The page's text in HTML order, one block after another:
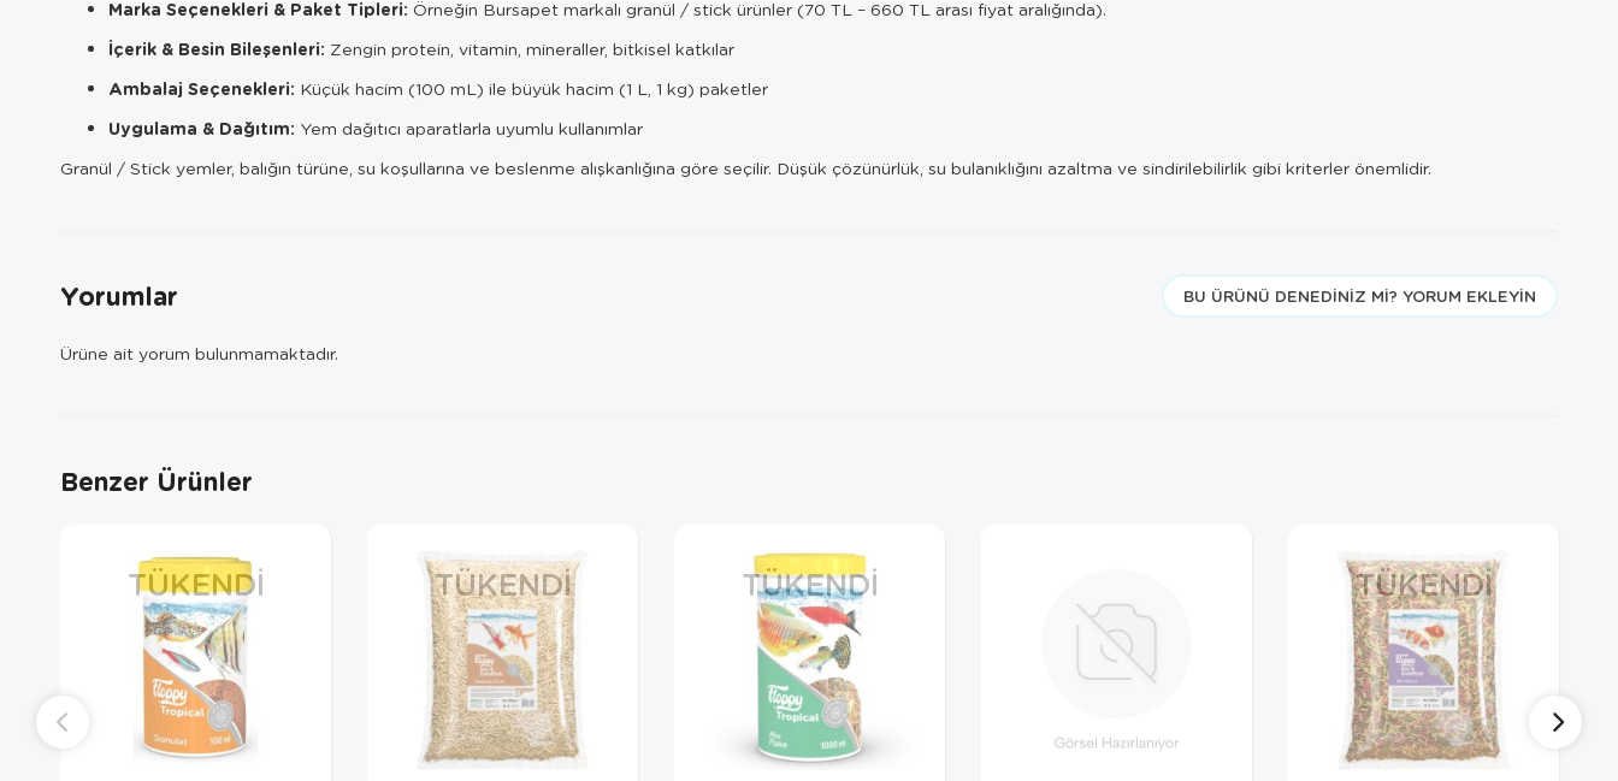
Marka Seçenekleri & Paket Tipleri: Örneğin Bursapet markalı granül / stick ürünler (70 TL – 660 TL arası fiyat aralığında).
İçerik & Besin Bileşenleri: Zengin protein, vitamin, mineraller, bitkisel katkılar
Ambalaj Seçenekleri: Küçük hacim (100 mL) ile büyük hacim (1 L, 1 kg) paketler
Uygulama & Dağıtım: Yem dağıtıcı aparatlarla uyumlu kullanımlar
Granül / Stick yemler, balığın türüne, su koşullarına ve beslenme alışkanlığına göre seçilir. Düşük çözünürlük, su bulanıklığını azaltma ve sindirilebilirlik gibi kriterler önemlidir.
Yorumlar BU ÜRÜNÜ DENEDINIZ MI? YORUM EKLEYIN
Ürüne ait yorum bulunmamaktadır.
Benzer Ürünler
TÜKENDI TÜKENDI TÜKENDI TÜKENDI